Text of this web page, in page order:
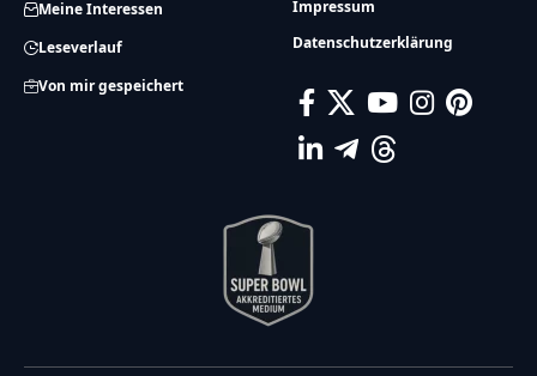
Meine Interessen
Leseverlauf
Von mir gespeichert
Impressum
Datenschutzerklärung